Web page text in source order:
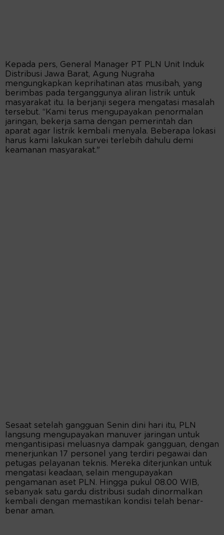
Kepada pers, General Manager PT PLN Unit Induk
Distribusi Jawa Barat, Agung Nugraha
mengungkapkan keprihatinan atas musibah, yang
berimbas pada terganggunya aliran listrik untuk
masyarakat itu. Ia berjanji segera mengatasi masalah
tersebut. “Kami terus mengupayakan penormalan
jaringan, bekerja sama dengan pemerintah dan
aparat agar listrik kembali menyala. Beberapa lokasi
harus kami lakukan survei terlebih dahulu demi
keamanan masyarakat."
Sesaat setelah gangguan Senin dini hari itu, PLN
langsung mengupayakan manuver jaringan untuk
mengantisipasi meluasnya dampak gangguan, dengan
menerjunkan 17 personel yang terdiri pegawai dan
petugas pelayanan teknis. Mereka diterjunkan untuk
mengatasi keadaan, selain mengupayakan
pengamanan aset PLN. Hingga pukul 08.00 WIB,
sebanyak satu gardu distribusi sudah dinormalkan
kembali dengan memastikan kondisi telah benar-
benar aman.